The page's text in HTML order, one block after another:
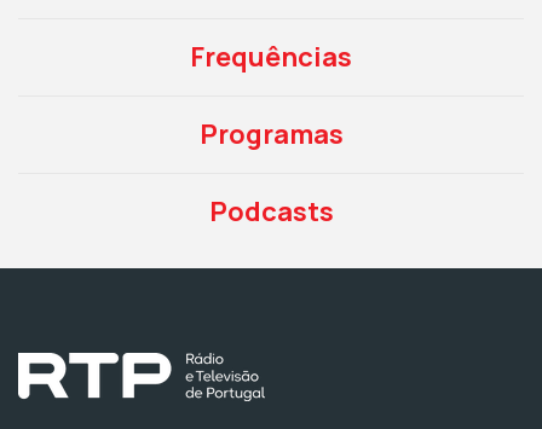
Frequências
Programas
Podcasts